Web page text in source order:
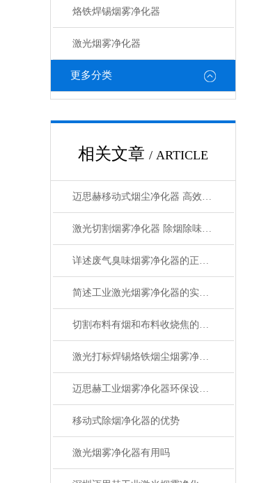
烙铁焊锡烟雾净化器
激光烟雾净化器
更多分类
相关文章 / ARTICLE
迈思赫移动式烟尘净化器 高效HEPA过滤 低噪音静音设计 过环评认证 工厂直销
激光切割烟雾净化器 除烟除味环保
详述废气臭味烟雾净化器的正确操作使用方法
简述工业激光烟雾净化器的实用操作建议
切割布料有烟和布料收烧焦的味道怎么解决
激光打标焊锡烙铁烟尘烟雾净化器的作用-迈思赫烟雾净化器
迈思赫工业烟雾净化器环保设备-专注生产环保设备
移动式除烟净化器的优势
激光烟雾净化器有用吗